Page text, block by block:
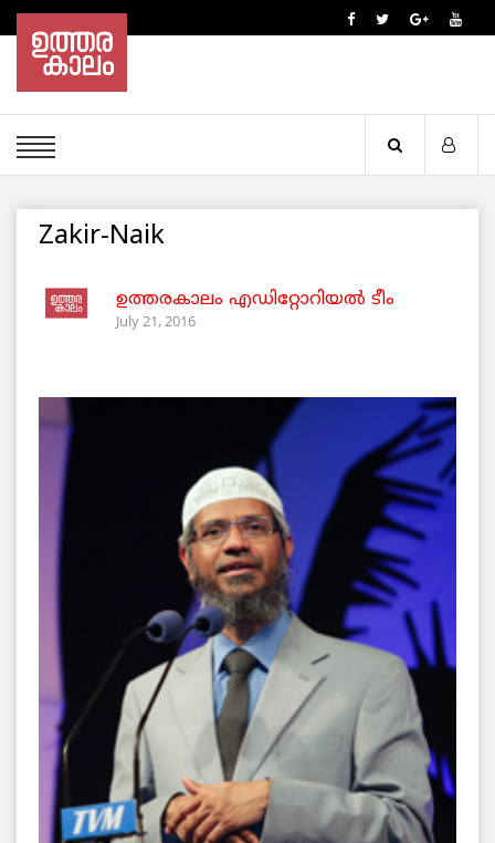
Zakir-Naik
ഉത്തരകാലം എഡിറ്റോറിയല്‍ ടീം
July 21, 2016